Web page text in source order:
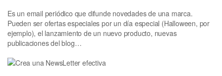
Es un email periódico que difunde novedades de una marca.
Pueden ser ofertas especiales por un día especial (Halloween, por
ejemplo), el lanzamiento de un nuevo producto, nuevas
publicaciones del blog…